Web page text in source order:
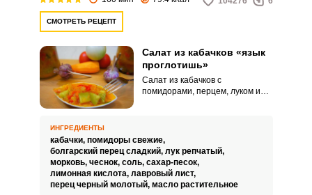
СМОТРЕТЬ РЕЦЕПТ
Салат из кабачков «язык
проглотишь»
Салат из кабачков с
помидорами, перцем, луком и
его заменяет лимонная кислота.
ИНГРЕДИЕНТЫ
кабачки, помидоры свежие,
болгарский перец сладкий, лук репчатый,
морковь, чеснок, соль, сахар-песок,
лимонная кислота, лавровый лист,
перец черный молотый, масло растительное